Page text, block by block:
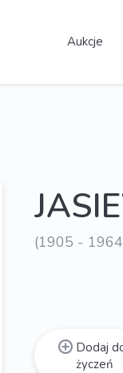
Aukcje
(1905 -
Dodaj
życzeń